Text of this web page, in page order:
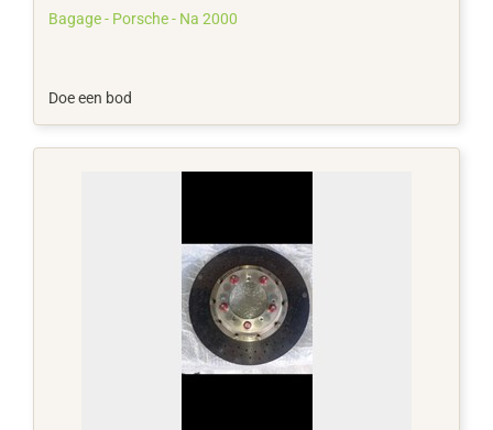
Bagage - Porsche - Na 2000
Doe een bod